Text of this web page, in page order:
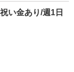
い金あり/週1日